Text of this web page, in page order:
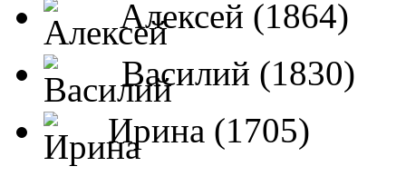
Алексей (1864)
Василий (1830)
Ирина (1705)